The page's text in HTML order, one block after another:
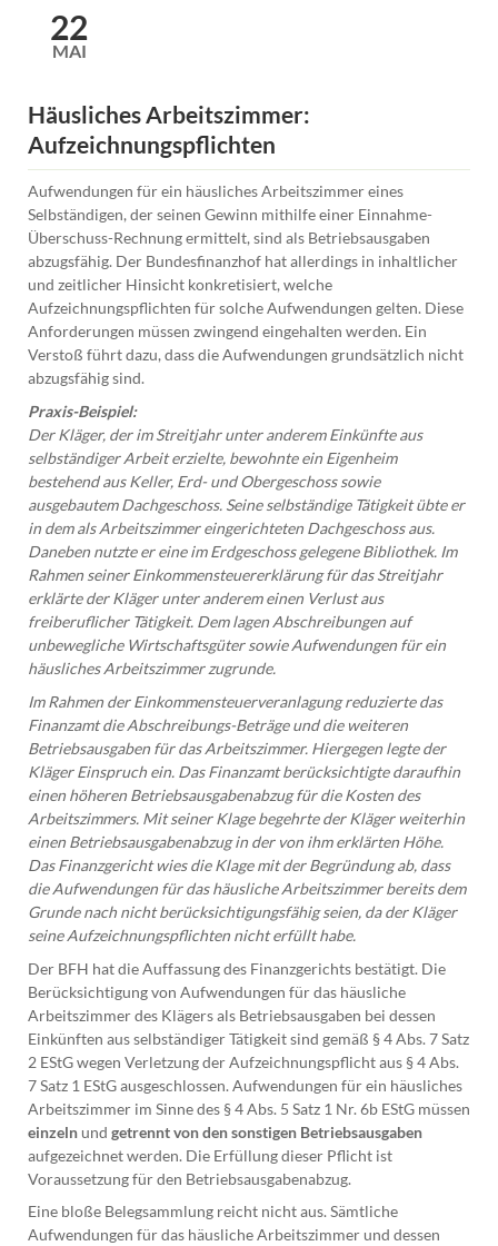
22
MAI
Häusliches Arbeitszimmer:
Aufzeichnungspflichten
Aufwendungen für ein häusliches Arbeitszimmer eines
Selbständigen, der seinen Gewinn mithilfe einer Einnahme-
Überschuss-Rechnung ermittelt, sind als Betriebsausgaben
abzugsfähig. Der Bundesfinanzhof hat allerdings in inhaltlicher
und zeitlicher Hinsicht konkretisiert, welche
Aufzeichnungspflichten für solche Aufwendungen gelten. Diese
Anforderungen müssen zwingend eingehalten werden. Ein
Verstoß führt dazu, dass die Aufwendungen grundsätzlich nicht
abzugsfähig sind.
Praxis-Beispiel:
Der Kläger, der im Streitjahr unter anderem Einkünfte aus
selbständiger Arbeit erzielte, bewohnte ein Eigenheim
bestehend aus Keller, Erd- und Obergeschoss sowie
ausgebautem Dachgeschoss. Seine selbständige Tätigkeit übte er
in dem als Arbeitszimmer eingerichteten Dachgeschoss aus.
Daneben nutzte er eine im Erdgeschoss gelegene Bibliothek. Im
Rahmen seiner Einkommensteuererklärung für das Streitjahr
erklärte der Kläger unter anderem einen Verlust aus
freiberuflicher Tätigkeit. Dem lagen Abschreibungen auf
unbewegliche Wirtschaftsgüter sowie Aufwendungen für ein
häusliches Arbeitszimmer zugrunde.
Im Rahmen der Einkommensteuerveranlagung reduzierte das
Finanzamt die Abschreibungs-Beträge und die weiteren
Betriebsausgaben für das Arbeitszimmer. Hiergegen legte der
Kläger Einspruch ein. Das Finanzamt berücksichtigte daraufhin
einen höheren Betriebsausgabenabzug für die Kosten des
Arbeitszimmers. Mit seiner Klage begehrte der Kläger weiterhin
einen Betriebsausgabenabzug in der von ihm erklärten Höhe.
Das Finanzgericht wies die Klage mit der Begründung ab, dass
die Aufwendungen für das häusliche Arbeitszimmer bereits dem
Grunde nach nicht berücksichtigungsfähig seien, da der Kläger
seine Aufzeichnungspflichten nicht erfüllt habe.
Der BFH hat die Auffassung des Finanzgerichts bestätigt. Die
Berücksichtigung von Aufwendungen für das häusliche
Arbeitszimmer des Klägers als Betriebsausgaben bei dessen
Einkünften aus selbständiger Tätigkeit sind gemäß § 4 Abs. 7 Satz
2 EStG wegen Verletzung der Aufzeichnungspflicht aus § 4 Abs.
7 Satz 1 EStG ausgeschlossen. Aufwendungen für ein häusliches
Arbeitszimmer im Sinne des § 4 Abs. 5 Satz 1 Nr. 6b EStG müssen
einzelnund getrennt von den sonstigen Betriebsausgaben
aufgezeichnet werden. Die Erfüllung dieser Pflicht ist
Voraussetzung für den Betriebsausgabenabzug.
Eine bloße Belegsammlung reicht nicht aus. Sämtliche
Aufwendungen für das häusliche Arbeitszimmer und dessen